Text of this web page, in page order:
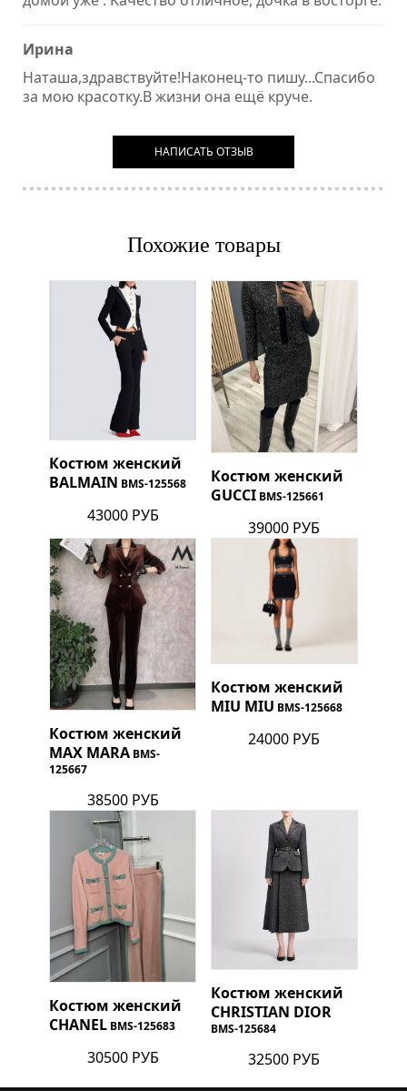
Ирина
Наташа,здравствуйте!Наконец-то пишу...Спасибо
за мою красотку.В жизни она ещё круче.
НАПИСАТЬ ОТЗЫВ
Похожие товары
Костюм женский
BALMAIN BMS-125568
43000 РУБ
Костюм женский
GUCCI BMS-125661
39000 РУБ
Костюм женский
MAX MARA BMS-
125667
38500 РУБ
Костюм женский
MIU MIU BMS-125668
24000 РУБ
Костюм женский
CHANEL BMS-125683
30500 РУБ
Костюм женский
CHRISTIAN DIOR
BMS-125684
32500 РУБ